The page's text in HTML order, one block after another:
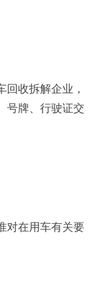
收拆解企业，
号牌、行驶证交
对在用车有关要